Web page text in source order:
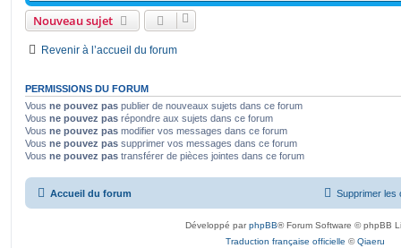
Nouveau sujet
Revenir à l’accueil du forum
PERMISSIONS DU FORUM
Vous ne pouvez pas publier de nouveaux sujets dans ce forum
Vous ne pouvez pas répondre aux sujets dans ce forum
Vous ne pouvez pas modifier vos messages dans ce forum
Vous ne pouvez pas supprimer vos messages dans ce forum
Vous ne pouvez pas transférer de pièces jointes dans ce forum
Accueil du forum Supprimer les
Développé parphpBB® Forum Software © phpBB
Traduction française officielle ©Qiaeru